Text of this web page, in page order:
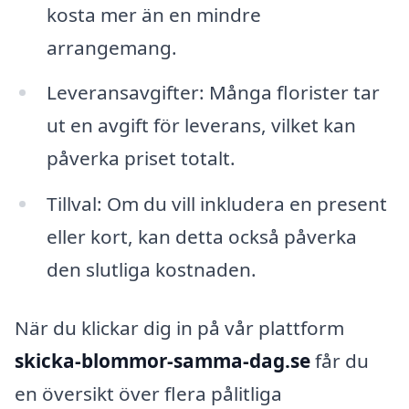
kosta mer än en mindre
arrangemang.
Leveransavgifter: Många florister tar
ut en avgift för leverans, vilket kan
påverka priset totalt.
Tillval: Om du vill inkludera en present
eller kort, kan detta också påverka
den slutliga kostnaden.
När du klickar dig in på vår plattform
skicka-blommor-samma-dag.sefår du
en översikt över flera pålitliga